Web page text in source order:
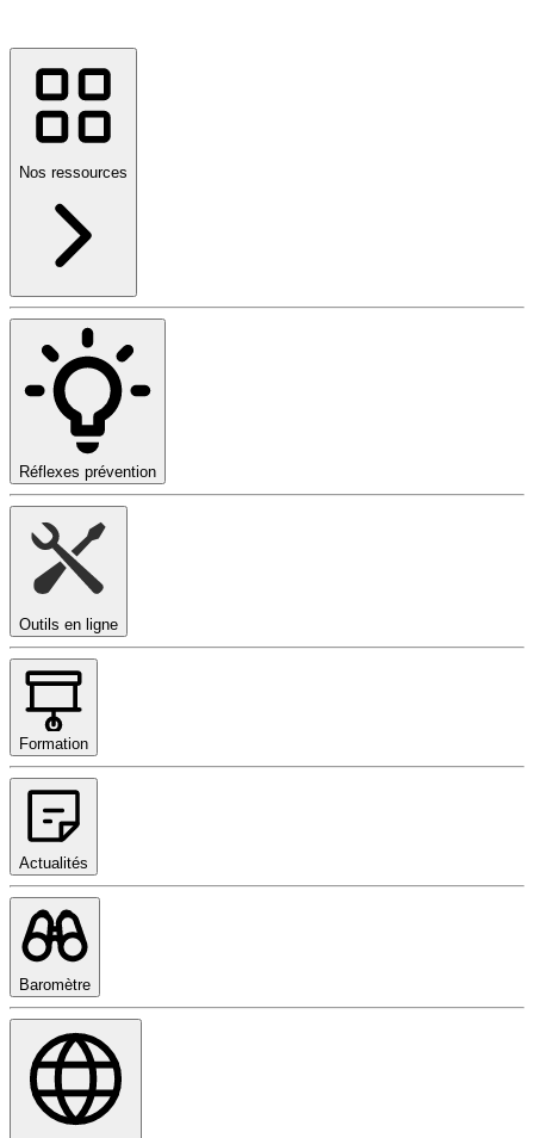
Nos ressources
Réflexes prévention
Outils en ligne
Formation
Actualités
Baromètre